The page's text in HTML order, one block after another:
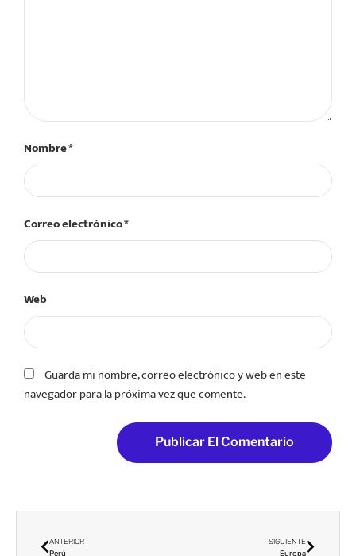
Nombre*
Correo electrónico*
Web
Guarda mi nombre, correo electrónico y web en este
navegador para la próxima vez que comente.
ANTERIOR
Perú
SIGUIENTE
Europa